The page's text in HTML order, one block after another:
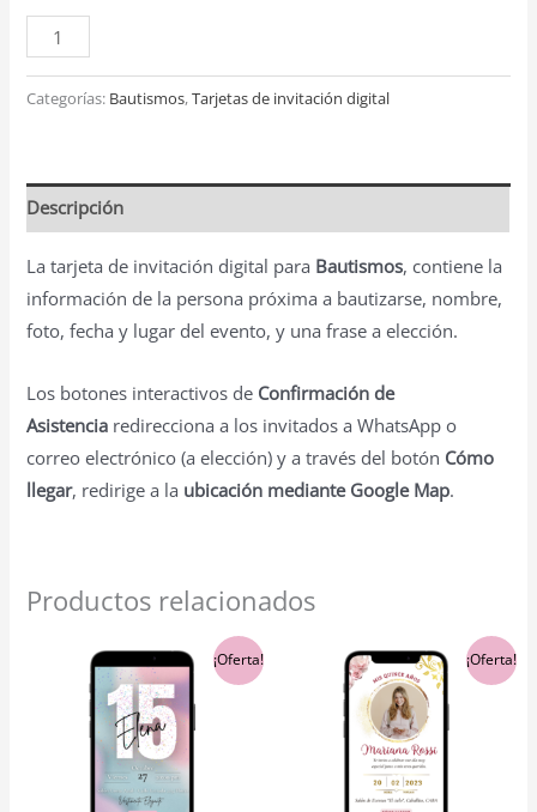
Categorías: Bautismos,Tarjetas de invitación digital
Descripción
La tarjeta de invitación digital para Bautismos, contiene la
información de la persona próxima a bautizarse, nombre,
foto, fecha y lugar del evento, y una frase a elección.
Los botones interactivos de Confirmación de
Asistencia redirecciona a los invitados a WhatsApp o
correo electrónico (a elección) y a través del botón Cómo
llegar, redirige a la ubicación mediante Google Map.
Productos relacionados
¡Oferta!
El
precio
original
era:
$5,900.00.
El
precio
actual
¡Oferta!
El
precio
original
era:
$5,900.00.
El
precio
actual